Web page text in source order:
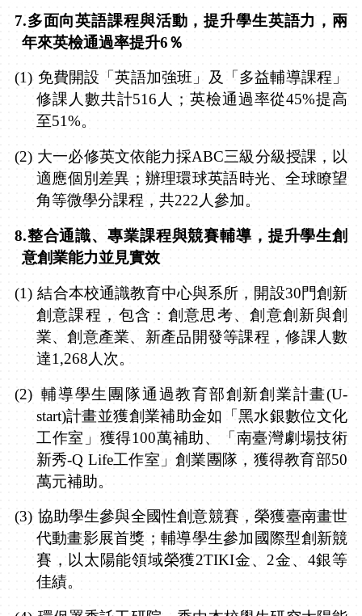
7.多面向英語課程與活動，提升學生英語力，兩
年來英檢通過率提升6％
(1) 免費開設「英語加強班」及「多益輔導課程」
修課人數共計516 人；英檢通過率從45%提高
至51%。
(2) 大一必修英文依能力採ABC三級分級授課，以
適應個別差異；辦理環球英語時光、全球瞭望
角等微學分課程，共222 人參加。
8.整合通識、專業課程與競賽輔導，提升學生創
意創業能力並見實效
(1) 結合本校通識教育中心與系所，開設30門創新
創意課程，包含：創意思考、創意創新與創
業、創意產業、新產品開發等課程，修課人數
達1,268 人次。
(2) 輔導學生團隊通過教育部創新創業計畫(U-
start)計畫並獲創業補助金如「黑水銀數位文化
工作室」獲得100萬補助、「南臺灣劇場技術
新秀-Q Life工作室」創業團隊，獲得教育部50
萬元補助。
(3) 協助學生參與全國性創意競賽，榮獲臺南畫世
代動畫影展首獎；輔導學生參加國際型創新競
賽，以太陽能領域榮獲2TIKI金、2金、 4銀等
佳績。